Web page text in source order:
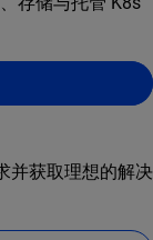
并获取理想的解决